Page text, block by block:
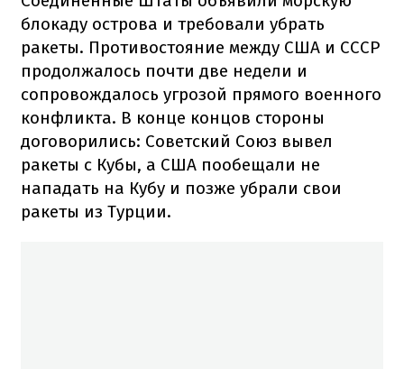
блокаду острова и требовали убрать
ракеты. Противостояние между США и СССР
продолжалось почти две недели и
сопровождалось угрозой прямого военного
конфликта. В конце концов стороны
договорились: Советский Союз вывел
ракеты с Кубы, а США пообещали не
нападать на Кубу и позже убрали свои
ракеты из Турции.